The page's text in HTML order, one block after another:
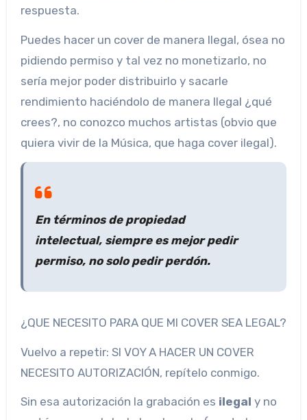
respuesta.
Puedes hacer un cover de manera Ilegal, ósea no
pidiendo permiso y tal vez no monetizarlo, no
sería mejor poder distribuirlo y sacarle
rendimiento haciéndolo de manera Ilegal ¿qué
crees?, no conozco muchos artistas (obvio que
quiera vivir de la Música, que haga cover ilegal).
En términos de propiedad
intelectual, siempre es mejor pedir
permiso, no solo pedir perdón.
¿QUE NECESITO PARA QUE MI COVER SEA LEGAL?
Vuelvo a repetir: SI VOY A HACER UN COVER
NECESITO AUTORIZACIÓN, repítelo conmigo.
Sin esa autorización la grabación es ilegal y no